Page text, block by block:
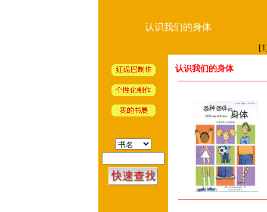
认识我们的身体
认识我们的身体